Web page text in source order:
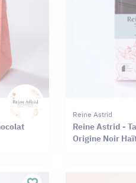
Reine Astrid
Reine Astrid -
Origine Noir